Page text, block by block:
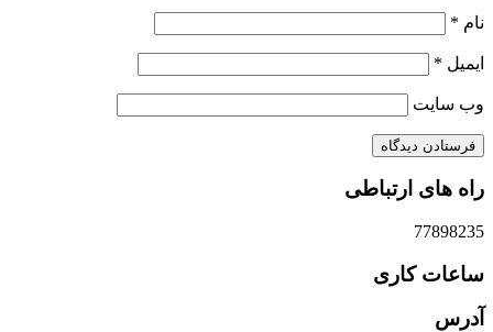
نام *
ایمیل *
وب‌ سایت
راه های ارتباطی
77898235
ساعات کاری
آدرس